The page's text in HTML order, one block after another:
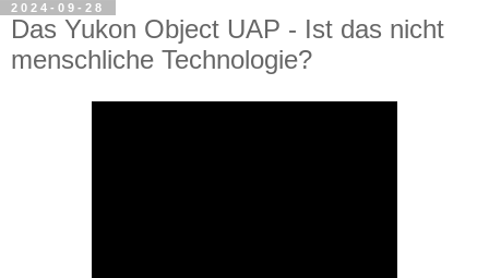
2024-09-28
Das Yukon Object UAP - Ist das nicht
menschliche Technologie?